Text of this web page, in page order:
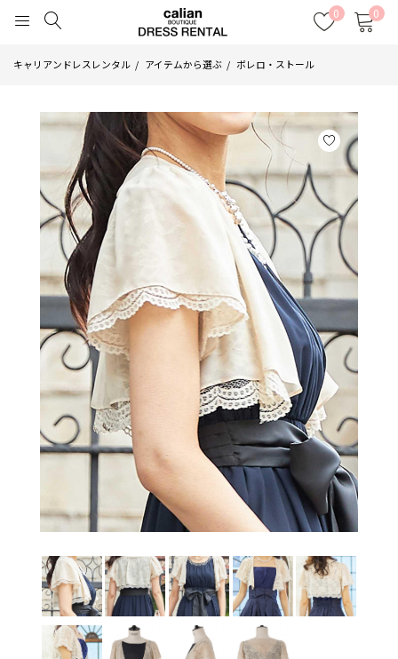
0 0
キャリアンドレスレンタル アイテムから選ぶ ボレロ・ストール